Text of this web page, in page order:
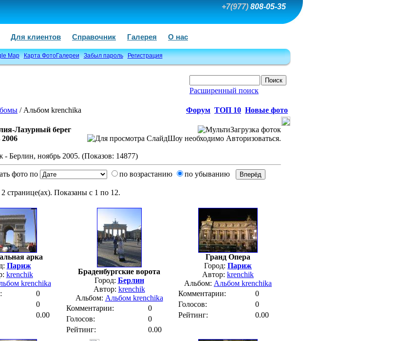
+7(977) 808-05-35
Для клиентов Справочник Галерея О нас
Map Карта ФотоГалереи Забыл пароль Регистрация
Расширенный поиск
/ Альбом krenchika Форум ТОП 10 Новые фото
Лазурный берег
Берлин, ноябрь 2005. (Показов: 14877)
фото по по возрастанию по убыванию
странице(ах). Показаны с 1 по 12.
арка
Париж
krenchik
krenchika
0
0
0.00
Браденбургские ворота
Город: Берлин
Автор: krenchik
Альбом: Альбом krenchika
Комментарии:
0
Голосов:
0
Рейтинг:
0.00
Гранд Опера
Город: Париж
Автор: krenchik
Альбом: Альбом krenchika
Комментарии:
0
Голосов:
0
Рейтинг:
0.00